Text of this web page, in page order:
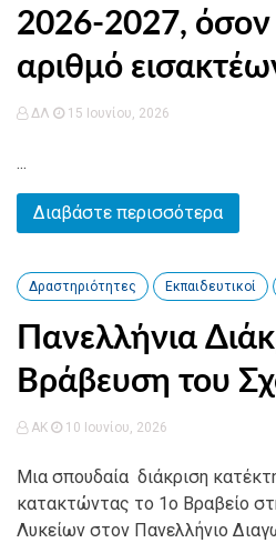
2026-2027,
αριθμό
ΔΛ 15 Ιουνίου, 2026
...
Διαβάστε περισσότερα
Δραστηριότητες Εκπαιδευτικοί
Πανελλήνια
Βράβευση του
AK 10 Ιουνίου, 2026
Μια σπουδαία διάκριση
κατακτώντας το 1ο Βραβείο
Λυκείων στον Πανελλήνιο